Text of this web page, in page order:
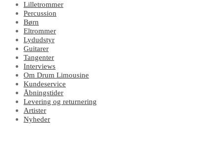
Lilletrommer
Percussion
Børn
Eltrommer
Lydudstyr
Guitarer
Tangenter
Interviews
Om Drum Limousine
Kundeservice
Åbningstider
Levering og returnering
Artister
Nyheder